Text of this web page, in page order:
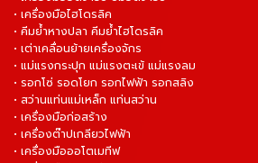
• เครื่องมือไฮโดรลิค
• คีมย้ำหางปลา คีมย้ำไฮโดรลิค
• เต่าเคลื่อนย้ายเครื่องจักร
• แม่แรงกระปุก แม่แรงตะเข้ แม่แรงลม
• รอกโซ่ รอดโยก รอกไฟฟ้า รอกสลิง
• สว่านแท่นแม่เหล็ก แท่นสว่าน
• เครื่องมือก่อสร้าง
• เครื่องต๊าปเกลียวไฟฟ้า
• เครื่องมือออโตเมทีฟ